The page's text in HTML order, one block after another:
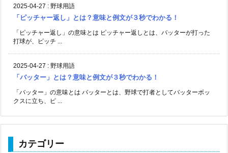
2025-04-27 : 野球用語
「ピッチャー返し」とは？意味と例文が３秒でわかる！
「ピッチャー返し」の意味とは ピッチャー返しとは、バッターが打った
打球が、ピッチ ...
2025-04-27 : 野球用語
「バッター」とは？意味と例文が３秒でわかる！
「バッター」の意味とは バッターとは、野球で打者としてバッターボッ
クスに立ち、ピ ...
カテゴリー